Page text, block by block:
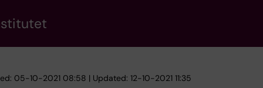
05-10-2021 08:58 | Updated: 12-10-2021 11:35